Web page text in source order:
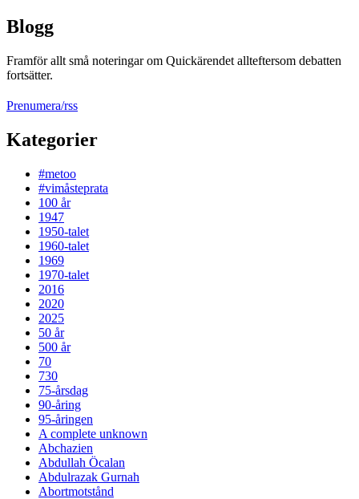
Blogg
Framför allt små noteringar om Quickärendet allteftersom debatten
fortsätter.
Prenumera/rss
Kategorier
#metoo
#vimåsteprata
100 år
1947
1950-talet
1960-talet
1969
1970-talet
2016
2020
2025
50 år
500 år
70
730
75-årsdag
90-åring
95-åringen
A complete unknown
Abchazien
Abdullah Öcalan
Abdulrazak Gurnah
Abortmotstånd